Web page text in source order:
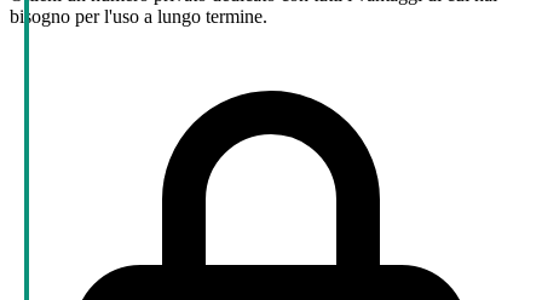
bisogno per l'uso a lungo termine.